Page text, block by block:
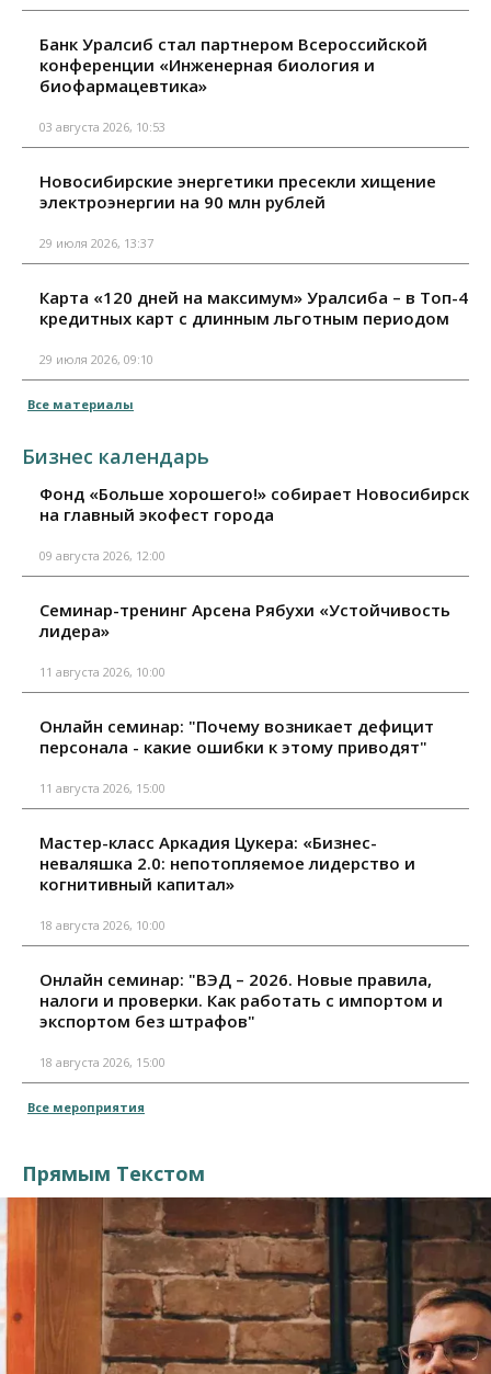
Банк Уралсиб стал партнером Всероссийской
конференции «Инженерная биология и
биофармацевтика»
03 августа 2026, 10:53
Новосибирские энергетики пресекли хищение
электроэнергии на 90 млн рублей
29 июля 2026, 13:37
Карта «120 дней на максимум» Уралсиба – в Топ-4
кредитных карт с длинным льготным периодом
29 июля 2026, 09:10
Все материалы
Бизнес календарь
Фонд «Больше хорошего!» собирает Новосибирск
на главный экофест города
09 августа 2026, 12:00
Семинар-тренинг Арсена Рябухи «Устойчивость
лидера»
11 августа 2026, 10:00
Онлайн семинар: "Почему возникает дефицит
персонала - какие ошибки к этому приводят"
11 августа 2026, 15:00
Мастер-класс Аркадия Цукера: «Бизнес-
неваляшка 2.0: непотопляемое лидерство и
когнитивный капитал»
18 августа 2026, 10:00
Онлайн семинар: "ВЭД – 2026. Новые правила,
налоги и проверки. Как работать с импортом и
экспортом без штрафов"
18 августа 2026, 15:00
Все мероприятия
Прямым Текстом